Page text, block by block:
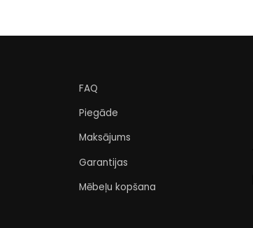
FAQ
Piegāde
Maksājums
Garantijas
Mēbeļu kopšana